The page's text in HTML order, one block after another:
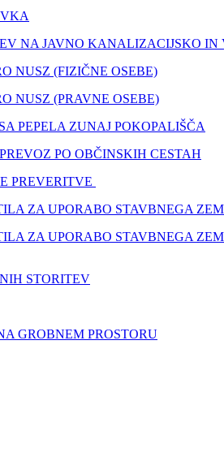
NA JAVNO KANALIZACIJSKO IN
NUSZ (FIZIČNE OSEBE)
NUSZ (PRAVNE OSEBE)
PEPELA ZUNAJ POKOPALIŠČA
PO OBČINSKIH CESTAH
PREVERITVE
ZA UPORABO STAVBNEGA
ZA UPORABO STAVBNEGA
STORITEV
GROBNEM PROSTORU